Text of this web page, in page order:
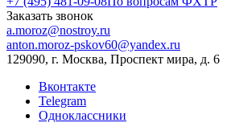
Заказать звонок
a.moroz@nostroy.ru
anton.moroz-pskov60@yandex.ru
129090, г. Москва, Проспект мира, д. 6
Вконтакте
Telegram
Одноклассники